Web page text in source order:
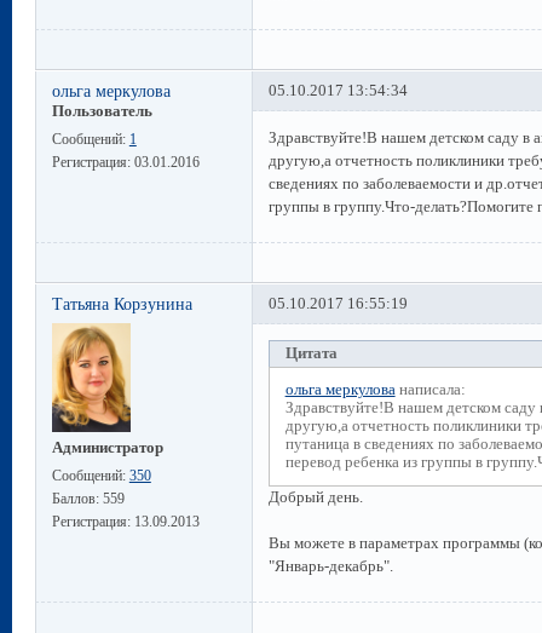
ольга меркулова
Пользователь
Сообщений: 1
Регистрация: 03.01.2016
05.10.2017 13:54:34
Здравствуйте!В нашем детском саду в
другую,а отчетность поликлиники
сведениях по заболеваемости и
группы в группу.Что-делать?Помогите
Татьяна Корзунина
Администратор
Сообщений: 350
Баллов: 559
Регистрация: 13.09.2013
05.10.2017 16:55:19
Цитата
ольга меркулованаписала:
Здравствуйте!В нашем детском саду
другую,а отчетность поликлиники
путаница в сведениях по
перевод ребенка из группы в
Добрый день.
Вы можете в параметрах программы
"Январь-декабрь".